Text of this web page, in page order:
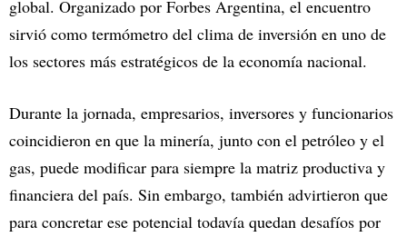
global. Organizado por Forbes Argentina, el encuentro
sirvió como termómetro del clima de inversión en uno de
los sectores más estratégicos de la economía nacional.
Durante la jornada, empresarios, inversores y funcionarios
coincidieron en que la minería, junto con el petróleo y el
gas, puede modificar para siempre la matriz productiva y
financiera del país. Sin embargo, también advirtieron que
para concretar ese potencial todavía quedan desafíos por